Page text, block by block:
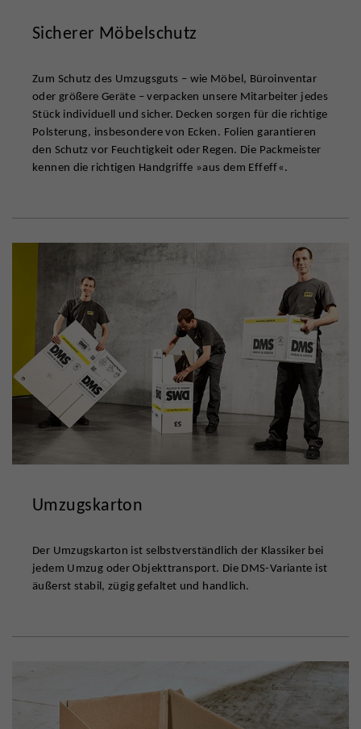
Sicherer Möbelschutz
Zum Schutz des Umzugsguts – wie Möbel, Büroinventar
oder größere Geräte – verpacken unsere Mitarbeiter jedes
Stück individuell und sicher. Decken sorgen für die richtige
Polsterung, insbesondere von Ecken. Folien garantieren
den Schutz vor Feuchtigkeit oder Regen. Die Packmeister
kennen die richtigen Handgriffe »aus dem Effeff«.
Umzugskarton
Der Umzugskarton ist selbstverständlich der Klassiker bei
jedem Umzug oder Objekttransport. Die DMS-Variante ist
äußerst stabil, zügig gefaltet und handlich.